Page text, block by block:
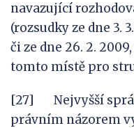
navazující
(rozsudky ze dne 3.
či ze dne 26. 2.
tomto místě pro
[27] Nejvyšší
právním názorem